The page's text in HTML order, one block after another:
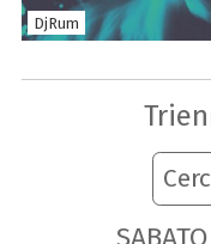
DjRum
SABATO